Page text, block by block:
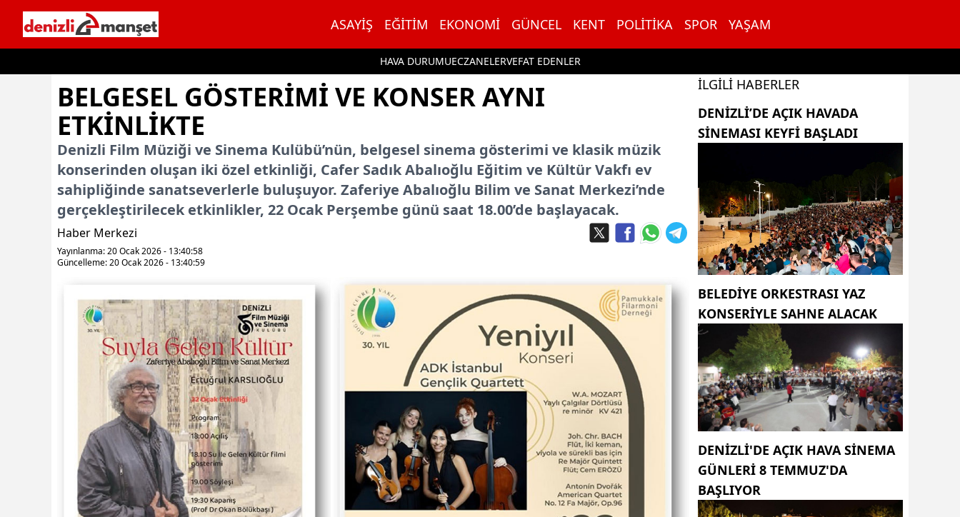
ASAYIŞ EĞITIM EKONOMI GÜNCEL KENT POLITIKA SPOR YAŞAM
HAVA DURUMUECZANELERVEFAT EDENLER
BELGESEL GÖSTERIMI VE KONSER AYNI
ETKINLIKTE
Denizli Film Müziği ve Sinema Kulübü’nün, belgesel sinema gösterimi ve klasik müzik
konserinden oluşan iki özel etkinliği, Cafer Sadık Abalıoğlu Eğitim ve Kültür Vakfı ev
sahipliğinde sanatseverlerle buluşuyor. Zaferiye Abalıoğlu Bilim ve Sanat Merkezi’nde
gerçekleştirilecek etkinlikler, 22 Ocak Perşembe günü saat 18.00’de başlayacak.
Haber Merkezi
Yayınlanma: 20 Ocak 2026 - 13:40:58
Güncelleme: 20 Ocak 2026 - 13:40:59
İLGILI HABERLER
DENIZLI’DE AÇIK HAVADA
SINEMASI KEYFI BAŞLADI
BELEDİYE ORKESTRASI YAZ
KONSERİYLE SAHNE ALACAK
DENİZLİ'DE AÇIK HAVA SİNEMA
GÜNLERİ 8 TEMMUZ'DA
BAŞLIYOR